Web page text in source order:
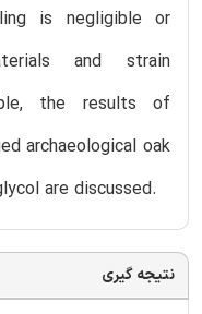
is negligible or
and strain
the results of
archaeological oak
are discussed.
نتیجه گیری